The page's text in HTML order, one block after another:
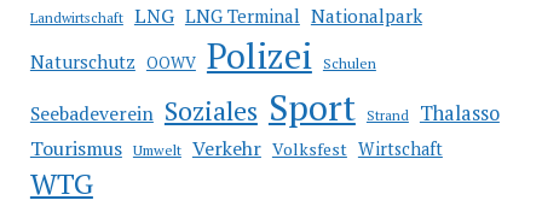
Landwirtschaft LNG LNG Terminal Nationalpark
Naturschutz OOWV Polizei Schulen
Seebadeverein Soziales Sport Strand
Thalasso
Tourismus
Umwelt Verkehr Volksfest Wirtschaft
WTG